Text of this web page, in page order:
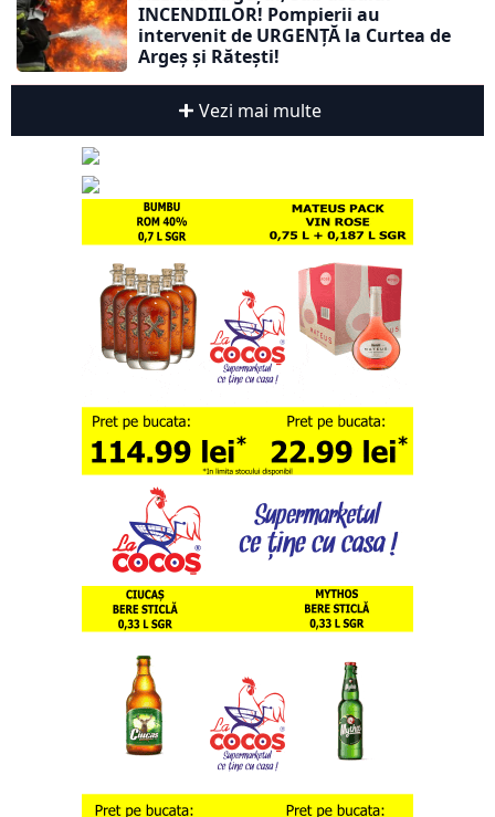
INCENDIILOR! Pompierii au
intervenit de URGENȚĂ la Curtea de
Argeș și Rătești!
Vezi mai multe